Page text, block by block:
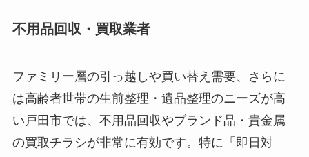
不用品回収・買取業者
ファミリー層の引っ越しや買い替え需要、さらに
は高齢者世帯の生前整理・遺品整理のニーズが高
い戸田市では、不用品回収やブランド品・貴金属
の買取チラシが非常に有効です。特に「即日対